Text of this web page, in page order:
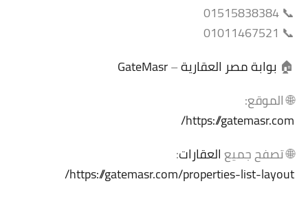
📞 01515838384
📞 01011467521
🏠 بوابة مصر العقارية–
GateMasr
🌐 الموقع:
https://gatemasr.com/
🌐 تصفح جميعالعقارات:
https://gatemasr.com/properties-list-layout/